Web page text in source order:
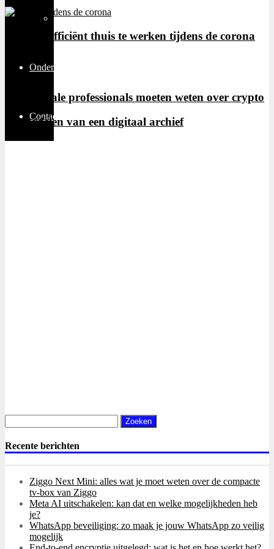
Thuiswerken
Ondernemen
Contact
Tips om efficiënt thuis te werken tijdens de corona
Wat digitale professionals moeten weten over crypto
4 voordelen van een digitaal archief
naar:
Recente berichten
Ziggo Next Mini: alles wat je moet weten over de compacte
tv-box van Ziggo
Meta AI uitschakelen: kan dat en welke mogelijkheden heb
je?
WhatsApp beveiliging: zo maak je jouw WhatsApp zo veilig
mogelijk